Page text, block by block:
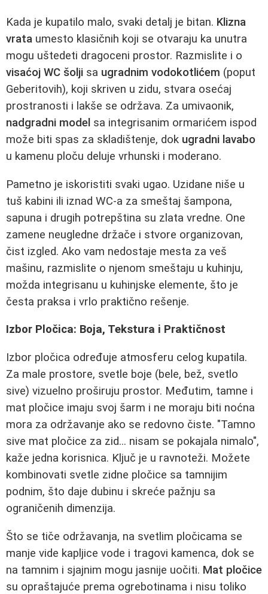
Kada je kupatilo malo, svaki detalj je bitan. Klizna
vrata umesto klasičnih koji se otvaraju ka unutra
mogu uštedeti dragoceni prostor. Razmislite i o
visaćoj WC šolji sa ugradnim vodokotlićem (poput
Geberitovih), koji skriven u zidu, stvara osećaj
prostranosti i lakše se održava. Za umivaonik,
nadgradni model sa integrisanim ormarićem ispod
može biti spas za skladištenje, dok ugradni lavabo
u kamenu ploču deluje vrhunski i moderano.
Pametno je iskoristiti svaki ugao. Uzidane niše u
tuš kabini ili iznad WC-a za smeštaj šampona,
sapuna i drugih potrepština su zlata vredne. One
zamene neugledne držače i stvore organizovan,
čist izgled. Ako vam nedostaje mesta za veš
mašinu, razmislite o njenom smeštaju u kuhinju,
možda integrisanu u kuhinjske elemente, što je
česta praksa i vrlo praktično rešenje.
Izbor Pločica: Boja, Tekstura i Praktičnost
Izbor pločica određuje atmosferu celog kupatila.
Za male prostore, svetle boje (bele, bež, svetlo
sive) vizuelno proširuju prostor. Međutim, tamne i
mat pločice imaju svoj šarm i ne moraju biti noćna
mora za održavanje ako se redovno čiste. "Tamno
sive mat pločice za zid... nisam se pokajala nimalo",
kaže jedna korisnica. Ključ je u ravnoteži. Možete
kombinovati svetle zidne pločice sa tamnijim
podnim, što daje dubinu i skreće pažnju sa
ograničenih dimenzija.
Što se tiče održavanja, na svetlim pločicama se
manje vide kapljice vode i tragovi kamenca, dok se
na tamnim i sjajnim mogu jasnije uočiti. Mat pločice
su opraštajuće prema ogrebotinama i nisu toliko